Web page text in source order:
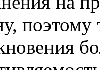
поэтому